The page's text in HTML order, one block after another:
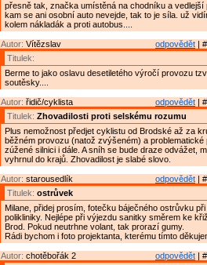
přesně tak, značka umístěná na chodníku a vedlejší
kam se ani osobní auto nevejde, tak to je síla. už
kolem nákladák a proti autobus....
odpovědět |
Autor: Vítězslav
Titulek:
Berme to jako oslavu desetiletého výročí provozu
soutěsky....
odpovědět |
Autor: řidič/cyklista
Titulek: Zhovadilosti proti selskému rozumu
Plus nemožnost předjet cyklistu od Brodské až za
běžném provozu (natož zvýšeném) a problematické
zúžené silnici i dále. A sníh se bude draze odvážet,
vyhrnul do krajů. Zhovadilost je slabé slovo.
odpovědět |
Autor: starousedlík
Titulek: ostrůvek
Milane, přidej prosím, fotečku báječného ostrůvku
polikliniky. Nejlépe při výjezdu sanitky směrem ke
Brod. Pokud neutrhne volant, tak prorazí gumy.
Rádi bychom i foto projektanta, kterému tímto
odpovědět |
Autor: chotěbořák 2